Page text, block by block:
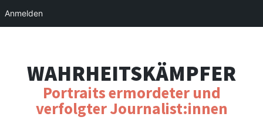
WAHRHEITSKÄMPFER
Portraits ermordeter und
verfolgter Journalist:innen
Anmelden